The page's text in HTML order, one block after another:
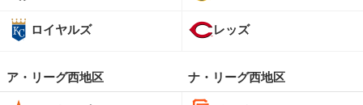
ロイヤルズ
ア・リーグ西地区
レッズ
ナ・リーグ西地区